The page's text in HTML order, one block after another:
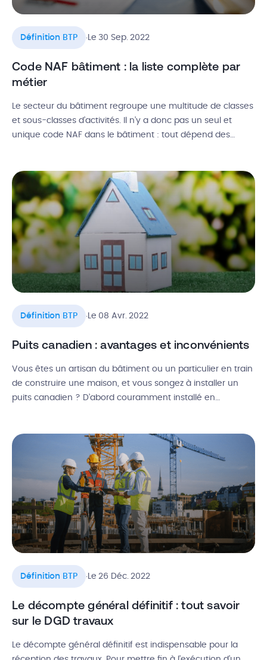
Définition BTP .Le 30 Sep. 2022
Code NAF bâtiment : la liste complète par
métier
Le secteur du bâtiment regroupe une multitude de classes
et sous-classes d’activités. Il n’y a donc pas un seul et
unique code NAF dans le bâtiment : tout dépend des
changer et quel impact sur votre […]
Définition BTP .Le 08 Avr. 2022
Puits canadien : avantages et inconvénients
Vous êtes un artisan du bâtiment ou un particulier en train
de construire une maison, et vous songez à installer un
puits canadien ? D’abord couramment installé en
particuliers. Dans cet article, découvrez comment
fonctionne un puits canadien, […]
Définition BTP Le 26 Déc. 2022
Le décompte général définitif : tout savoir
sur le DGD travaux
Le décompte général définitif est indispensable pour la